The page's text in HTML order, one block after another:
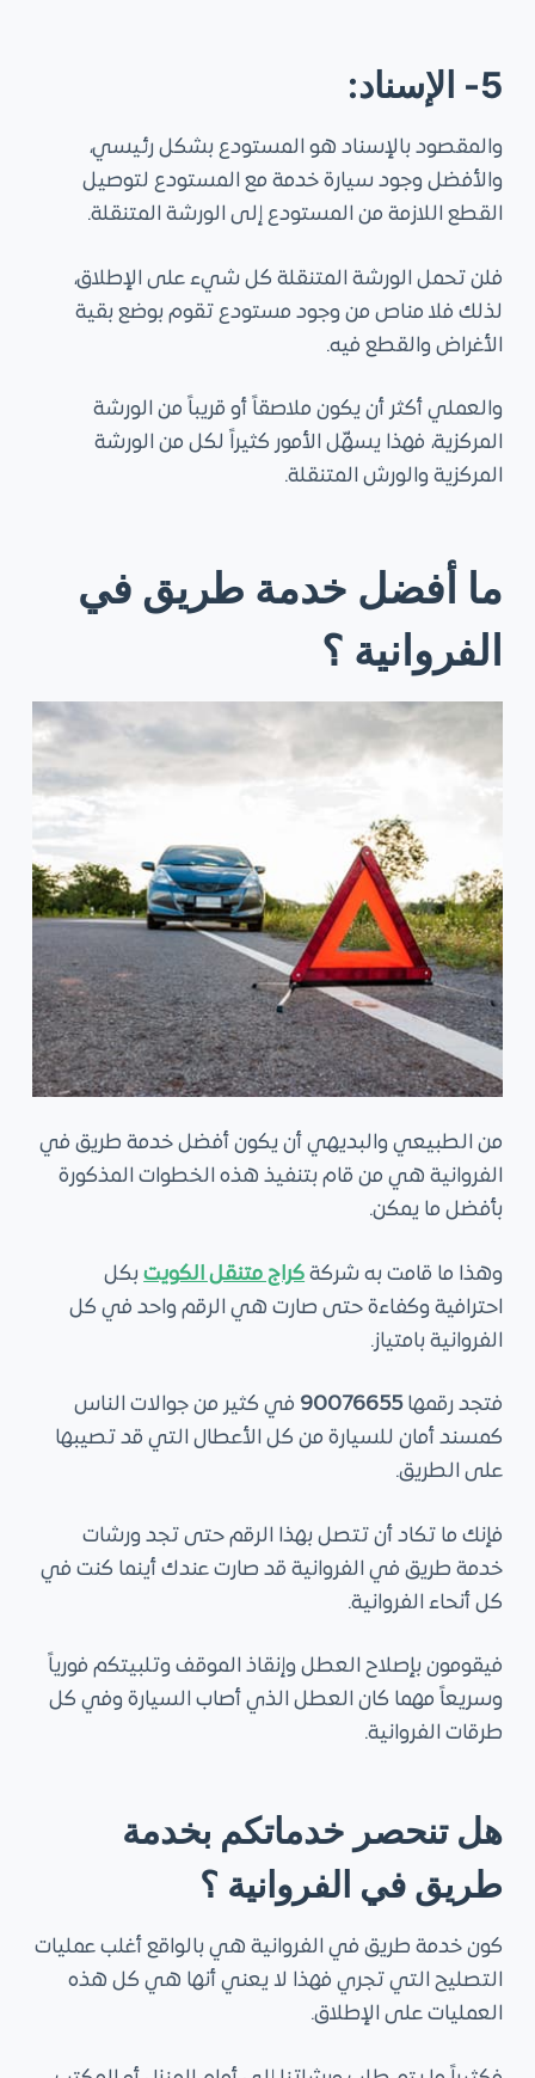
5- الإسناد:
والمقصود بالإسناد هو المستودع بشكل رئيسي،
والأفضل وجود سيارة خدمة مع المستودع لتوصيل
القطع اللازمة من المستودع إلى الورشة المتنقلة.
فلن تحمل الورشة المتنقلة كل شيء على الإطلاق،
لذلك فلا مناص من وجود مستودع تقوم بوضع بقية
الأغراض والقطع فيه.
والعملي أكثر أن يكون ملاصقاً أو قريباً من الورشة
المركزية، فهذا يسهّل الأمور كثيراً لكل من الورشة
المركزية والورش المتنقلة.
ما أفضل خدمة طريق في
الفروانية ؟
من الطبيعي والبديهي أن يكون أفضل خدمة طريق في
الفروانية هي من قام بتنفيذ هذه الخطوات المذكورة
بأفضل ما يمكن.
وهذا ما قامت به شركة كراج متنقل الكويت بكل
احترافية وكفاءة حتى صارت هي الرقم واحد في كل
الفروانية بامتياز.
فتجد رقمها90076655 في كثير من جوالات الناس
كمسند أمان للسيارة من كل الأعطال التي قد تصيبها
على الطريق.
فإنك ما تكاد أن تتصل بهذا الرقم حتى تجد ورشات
خدمة طريق في الفروانية قد صارت عندك أينما كنت في
كل أنحاء الفروانية.
فيقومون بإصلاح العطل وإنقاذ الموقف وتلبيتكم فورياً
وسريعاً مهما كان العطل الذي أصاب السيارة وفي كل
طرقات الفروانية.
هل تنحصر خدماتكم بخدمة
طريق في الفروانية ؟
كون خدمة طريق في الفروانية هي بالواقع أغلب عمليات
التصليح التي تجري فهذا لا يعني أنها هي كل هذه
العمليات على الإطلاق.